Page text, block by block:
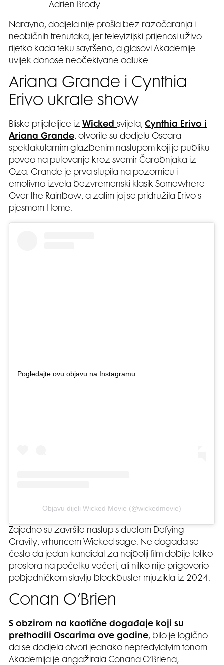
Adrien Brody
Naravno, dodjela nije prošla bez razočaranja i
neobičnih trenutaka, jer televizijski prijenosi uživo
rijetko kada teku savršeno, a glasovi Akademije
uvijek donose neočekivane odluke.
Ariana Grande i Cynthia
Erivo ukrale show
Bliske prijateljice iz Wicked svijeta, Cynthia Erivo i
Ariana Grande, otvorile su dodjelu Oscara
spektakularnim glazbenim nastupom koji je publiku
poveo na putovanje kroz svemir Čarobnjaka iz
Oza. Grande je prva stupila na pozornicu i
emotivno izvela bezvremenski klasik Somewhere
Over the Rainbow, a zatim joj se pridružila Erivo s
pjesmom Home.
Pogledajte ovu objavu na Instagramu.
Objavu dijeli Wicked Movie (@wickedmovie)
Zajedno su završile nastup s duetom Defying
Gravity, vrhuncem Wicked sage. Ne događa se
često da jedan kandidat za najbolji film dobije toliko
prostora na početku večeri, ali nitko nije prigovorio
pobjedničkom slavlju blockbuster mjuzikla iz 2024.
Conan O’Brien
S obzirom na kaotične događaje koji su
prethodili Oscarima ove godine, bilo je logično
da se dodjela otvori jednako nepredvidivim tonom.
Akademija je angažirala Conana O’Briena,